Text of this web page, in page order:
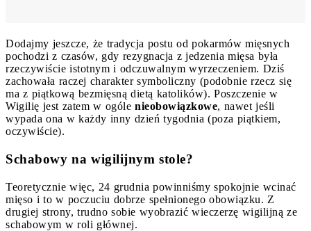
Dodajmy jeszcze, że tradycja postu od pokarmów mięsnych
pochodzi z czasów, gdy rezygnacja z jedzenia mięsa była
rzeczywiście istotnym i odczuwalnym wyrzeczeniem. Dziś
zachowała raczej charakter symboliczny (podobnie rzecz się
ma z piątkową bezmięsną dietą katolików). Poszczenie w
Wigilię jest zatem w ogóle nieobowiązkowe, nawet jeśli
wypada ona w każdy inny dzień tygodnia (poza piątkiem,
oczywiście).
Schabowy na wigilijnym stole?
Teoretycznie więc, 24 grudnia powinniśmy spokojnie wcinać
mięso i to w poczuciu dobrze spełnionego obowiązku. Z
drugiej strony, trudno sobie wyobrazić wieczerzę wigilijną ze
schabowym w roli głównej.